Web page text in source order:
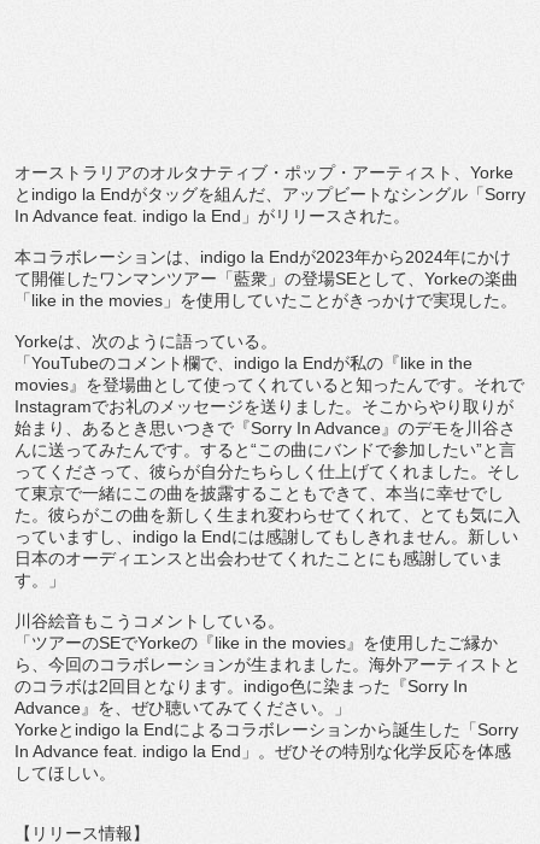
オーストラリアのオルタナティブ・ポップ・アーティスト、 Yorke
とindigo la Endがタッグを組んだ、アップビートなシングル「Sorry
In Advance feat. indigo la End」がリリースされた。
本コラボレーションは、indigo la Endが2023年から2024年にかけ
て開催したワンマンツアー「藍衆」の登場SEとして、Yorkeの楽曲
「like in the movies」を使用していたことがきっかけで実現した。
Yorkeは、次のように語っている。
「YouTubeのコメント欄で、indigo la Endが私の『like in the
movies』を登場曲として使ってくれていると知ったんです。 それで
Instagramでお礼のメッセージを送りました。 そこからやり取りが
始まり、あるとき思いつきで『Sorry In Advance』のデモを川谷さ
んに送ってみたんです。すると“この曲にバンドで参加したい”と言
ってくださって、 彼らが自分たちらしく仕上げてくれました。 そし
て東京で一緒にこの曲を披露することもできて、 本当に幸せでし
た。 彼らがこの曲を新しく生まれ変わらせてくれて、
とても気に入
っていますし、indigo la Endには感謝してもしきれません。 新しい
日本のオーディエンスと出会わせてくれたことにも感謝していま
す。」
川谷絵音もこうコメントしている。
「ツアーのSEでYorkeの『like in the movies』を使用したご縁か
ら、 今回のコラボレーションが生まれました。 海外アーティストと
のコラボは2回目となります。 indigo色に染まった『Sorry In
Advance』を、ぜひ聴いてみてください。」
Yorkeとindigo la Endによるコラボレーションから誕生した「Sorry
In Advance feat. indigo la End」。ぜひその特別な化学反応を体感
してほしい。
【リリース情報】